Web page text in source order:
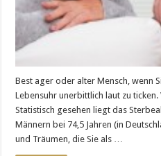
Best ager oder alter Mensch, wenn
Lebensuhr unerbittlich laut zu ticken.
Statistisch gesehen liegt das
Männern bei 74,5 Jahren (in
und Träumen, die Sie als …